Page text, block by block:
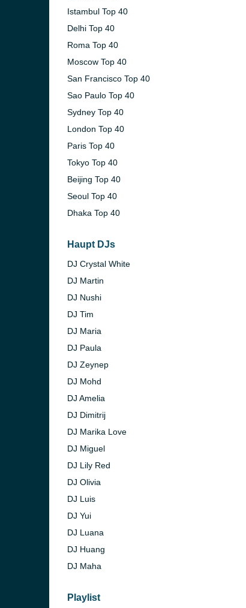
Istambul Top 40
Delhi Top 40
Roma Top 40
Moscow Top 40
San Francisco Top 40
Sao Paulo Top 40
Sydney Top 40
London Top 40
Paris Top 40
Tokyo Top 40
Beijing Top 40
Seoul Top 40
Dhaka Top 40
Haupt DJs
DJ Crystal White
DJ Martin
DJ Nushi
DJ Tim
DJ Maria
DJ Paula
DJ Zeynep
DJ Mohd
DJ Amelia
DJ Dimitrij
DJ Marika Love
DJ Miguel
DJ Lily Red
DJ Olivia
DJ Luis
DJ Yui
DJ Luana
DJ Huang
DJ Maha
Playlist